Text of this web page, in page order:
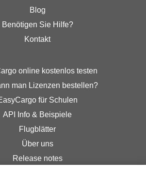
Blog
Benötigen Sie Hilfe?
Kontakt
online kostenlos testen
man Lizenzen bestellen?
für Schulen
API Info & Beispiele
Flugblätter
Über uns
Release notes